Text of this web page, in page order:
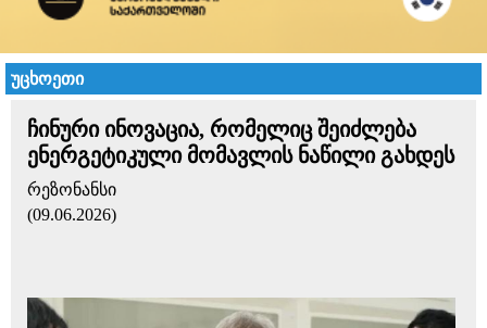
უცხოეთი
ჩინური ინოვაცია, რომელიც შეიძლება
ენერგეტიკული მომავლის ნაწილი გახდეს
რეზონანსი
(09.06.2026)